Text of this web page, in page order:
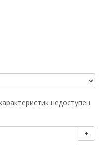
недоступен
+